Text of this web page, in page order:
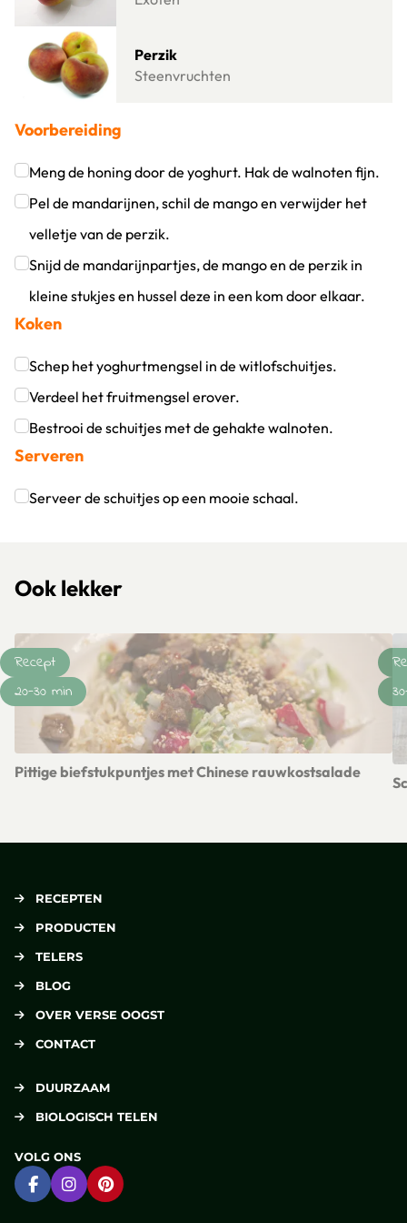
Perzik
Steenvruchten
Lees meer over Perzik
Voorbereiding
Meng de honing door de yoghurt. Hak de walnoten fijn.
Klik om dit selectievakje aan te vinken
Pel de mandarijnen, schil de mango en verwijder het
velletje van de perzik.
Klik om dit selectievakje aan te vinken
Snijd de mandarijnpartjes, de mango en de perzik in
kleine stukjes en hussel deze in een kom door elkaar.
Klik om dit selectievakje aan te vinken
Koken
Schep het yoghurtmengsel in de witlofschuitjes.
Klik om dit selectievakje aan te vinken
Verdeel het fruitmengsel erover.
Klik om dit selectievakje aan te vinken
Bestrooi de schuitjes met de gehakte walnoten.
Klik om dit selectievakje aan te vinken
Serveren
Serveer de schuitjes op een mooie schaal.
Ook lekker
Pittige biefstukpuntjes met Chinese rauwkostsalade
Recept
20-30 min
Lees meer over Pittige biefstukpuntjes met Chinese
RECEPTEN
PRODUCTEN
TELERS
BLOG
OVER VERSE OOGST
CONTACT
DUURZAAM
BIOLOGISCH TELEN
VOLG ONS
Ga naar Facebook
Ga naar Instagram
Ga naar Pinterest